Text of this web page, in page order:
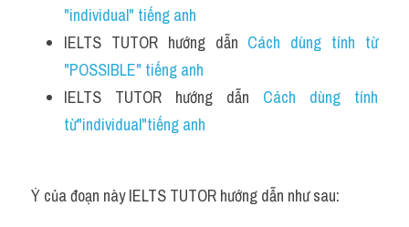
"individual" tiếng anh
IELTS TUTOR hướng dẫn Cách dùng tính từ
"POSSIBLE" tiếng anh
IELTS TUTOR hướng dẫn Cách dùng tính
từ"individual"tiếng anh
Ý của đoạn này IELTS TUTOR hướng dẫn như sau: